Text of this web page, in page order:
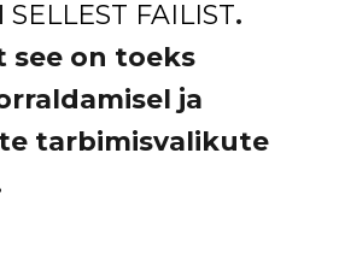
SELLEST FAILIST.
see on toeks
ja
tarbimisvalikute